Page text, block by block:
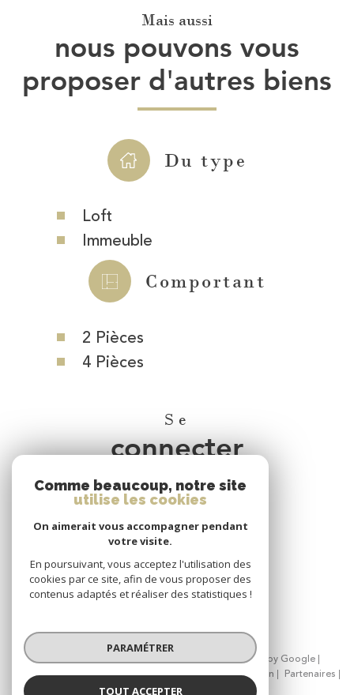
Mais aussi
nous pouvons vous
proposer d'autres biens
Du type
Loft
Immeuble
Comportant
2 Pièces
4 Pièces
Se
connecter
espace propriétaire
Nous
adhérons
© 2026 | Tous droits réservés | Traduction powered by Google |
Nos honoraires
Plan du site Mentions légales Admin
Partenaires
Politique RGPD
Comme beaucoup, notre site
utilise les cookies
On aimerait vous accompagner pendant
votre visite.
En poursuivant, vous acceptez l'utilisation des
cookies par ce site, afin de vous proposer des
contenus adaptés et réaliser des statistiques !
PARAMÉTRER
TOUT ACCEPTER